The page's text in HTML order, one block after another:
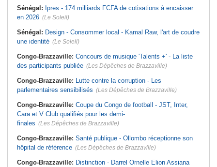
Sénégal: Ipres - 174 milliards FCFA de cotisations à encaisser
en 2026 (Le Soleil)
Sénégal: Design - Consommer local - Kamal Raw, l'art de coudre
une identité (Le Soleil)
Congo-Brazzaville: Concours de musique 'Talents +' - La liste
des participants publiée (Les Dépêches de Brazzaville)
Congo-Brazzaville: Lutte contre la corruption - Les
parlementaires sensibilisés (Les Dépêches de Brazzaville)
Congo-Brazzaville: Coupe du Congo de football - JST, Inter,
Cara et V Club qualifiés pour les demi-
finales (Les Dépêches de Brazzaville)
Congo-Brazzaville: Santé publique - Ollombo réceptionne son
hôpital de référence (Les Dépêches de Brazzaville)
Congo-Brazzaville: Distinction - Darrel Ornelle Elion Assiana